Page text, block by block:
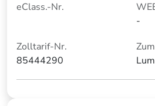
eClass.-Nr.
-
Zolltarif-Nr.
85444290